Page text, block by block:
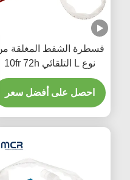
قسطرة الشفط المغلقة من
نوع L التلقائي 10fr 72h
مرفق متعرج مزدوج
للمستشفى
احصل على أفضل سعر